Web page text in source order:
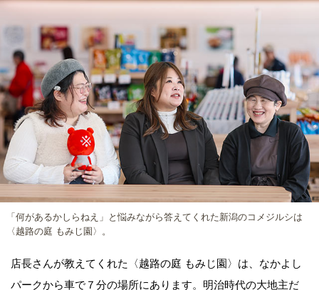
「何があるかしらねえ」と悩みながら答えてくれた新潟のコメジルシは
〈越路の庭 もみじ園〉。
店長さんが教えてくれた〈越路の庭 もみじ園〉は、なかよし
パークから車で７分の場所にあります。明治時代の大地主だ